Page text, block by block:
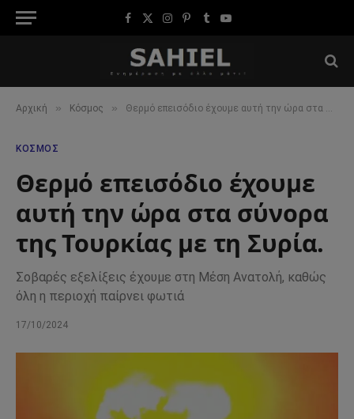
Facebook
X
Instagram
Pinterest
TumblrYouTube
Αρχική » Κόσμος » Θερμό επεισόδιο έχουμε αυτή την ώρα στα σύνορα της Τουρκίας με τη Συρία.
ΚΌΣΜΟΣ
Θερμό επεισόδιο έχουμε
αυτή την ώρα στα σύνορα
της Τουρκίας με τη Συρία.
Σοβαρές εξελίξεις έχουμε στη Μέση Ανατολή, καθώς
όλη η περιοχή παίρνει φωτιά
17/10/2024